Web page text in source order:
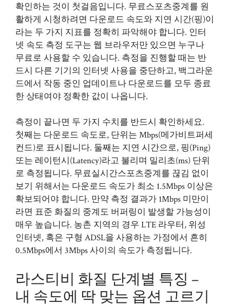
확인하는 것이 첫걸음입니다. 무료스포츠중계를 원
활하게 시청하려면 다운로드 속도와 지연 시간(핑)이
라는 두 가지 지표를 정확히 파악해야 합니다. 인터
넷 속도 측정 도구는 웹 브라우저만 있으면 누구나
무료로 사용할 수 있습니다. 측정을 진행할 때는 반
드시 다른 기기의 인터넷 사용을 중단하고, 백그라운
드에서 작동 중인 업데이트나 다운로드를 모두 종료
한 상태여야 정확한 값이 나옵니다.
측정이 끝나면 두 가지 수치를 반드시 확인하세요.
첫째는 다운로드 속도로, 단위는 Mbps(메가비트퍼세
컨드)로 표시됩니다. 둘째는 지연 시간으로, 핑(Ping)
또는 레이턴시(Latency)라고 불리며 밀리초(ms) 단위
로 측정됩니다. 무료실시간스포츠중계를 끊김 없이
보기 위해서는 다운로드 속도가 최소 1.5Mbps 이상은
확보되어야 합니다. 만약 측정 결과가 1Mbps 미만이
라면 표준 화질의 중계도 버퍼링이 발생할 가능성이
매우 높습니다. 농촌 지역의 경우 LTE 라우터, 위성
인터넷, 혹은 구형 ADSL을 사용하는 가정에서 흔히
0.5Mbps에서 3Mbps 사이의 속도가 측정됩니다.
라스티비 화질 단계별 특징 –
내 속도에 딱 맞는 옵션 고르기